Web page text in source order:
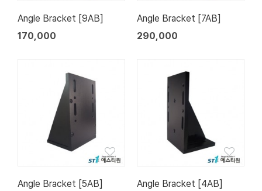
Angle Bracket [9AB]
170,000
Angle Bracket [7AB]
290,000
Angle Bracket [5AB]
Angle Bracket [4AB]